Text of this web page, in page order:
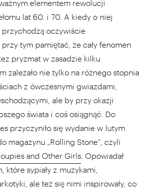
elementem rewolucji
lat 60. i 70. A kiedy o niej
przychodzą oczywiście
tym pamiętać, że cały fenomen
pryzmat w zasadzie kilku
zależało nie tylko na różnego stopnia
z ówczesnymi gwiazdami,
ale by przy okazji
świata i coś osiągnąć. Do
przyczyniło się wydanie w lutym
magazynu „Rolling Stone”, czyli
and Other Girls . Opowiadał
które sypiały z muzykami,
ale też się nimi inspirowały, co